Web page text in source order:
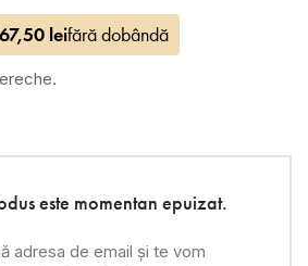
leifără dobândă
este momentan epuizat.
adresa de email și te vom